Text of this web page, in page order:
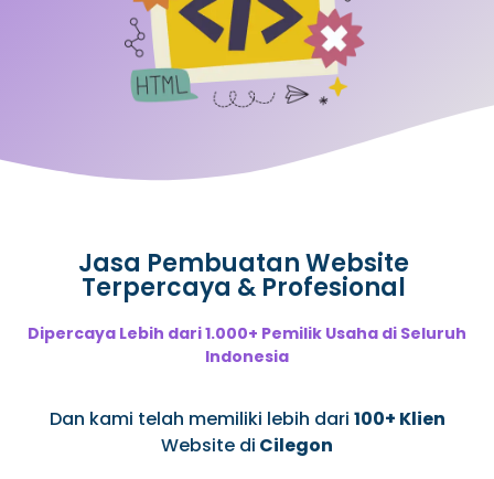
Jasa Pembuatan Website
Terpercaya & Profesional
Dipercaya Lebih dari 1.000+ Pemilik Usaha di Seluruh
Indonesia
Dan kami telah memiliki lebih dari 100+ Klien
Website di Cilegon